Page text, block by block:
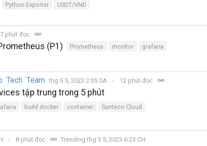
Python Exporter USDT/VND
7 phút đọc
(P1) Prometheus monitor grafana
Tech Team thg 5 5, 2023 2:05 SA 12 phút đọc
tập trung trong 5 phút
build docker container Sunteco Cloud
8 phút đọc Trending thg 3 5, 2023 6:23 CH